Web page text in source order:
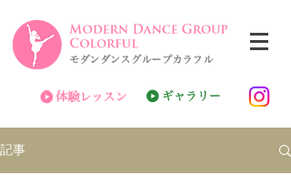
記事